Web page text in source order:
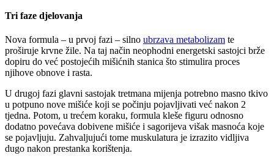
Tri faze djelovanja
Nova formula – u prvoj fazi – silno ubrzava metabolizam te
proširuje krvne žile. Na taj način neophodni energetski sastojci brže
dopiru do već postojećih mišićnih stanica što stimulira proces
njihove obnove i rasta.
U drugoj fazi glavni sastojak tretmana mijenja potrebno masno tkivo
u potpuno nove mišiće koji se počinju pojavljivati već nakon 2
tjedna. Potom, u trećem koraku, formula kleše figuru odnosno
dodatno povećava dobivene mišiće i sagorijeva višak masnoća koje
se pojavljuju. Zahvaljujući tome muskulatura je izrazito vidljiva
dugo nakon prestanka korištenja.